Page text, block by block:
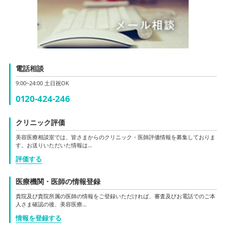
電話相談
9:00~24:00 土日祝OK
0120-424-246
クリニック評価
美容医療相談室では、皆さまからのクリニック・医師評価情報を募集しておりま
す。お送りいただいた情報は…
評価する
医療機関・医師の情報登録
貴院及び貴院所属の医師の情報をご登録いただければ、審査及びお電話でのご本
人さま確認の後、美容医療…
情報を登録する